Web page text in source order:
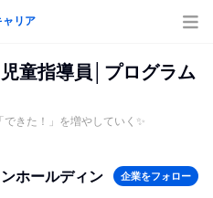
ャリア
童指導員│プログラム
きた！」を増やしていく✨
ホールディン
企業をフォロー